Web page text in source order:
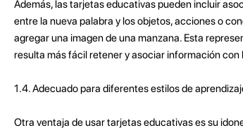
Además, las tarjetas educativas pueden incluir
entre la nueva palabra y los objetos, acciones o
agregar una imagen de una manzana. Esta
resulta más fácil retener y asociar información con
1.4. Adecuado para diferentes estilos de
Otra ventaja de usar tarjetas educativas es su